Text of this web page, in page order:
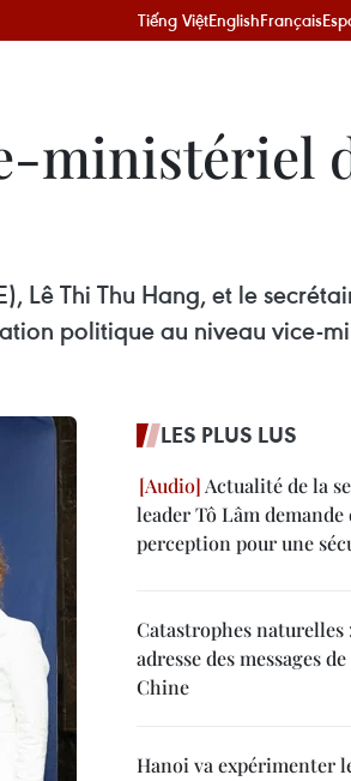
Tiếng ViệtEnglishFrançais
ministériel
Lê Thi Thu Hang, et le
politique au niveau vice-
LES PLUS LUS
Actualité de la
leader Tô Lâm demande
perception pour une
Catastrophes naturelles
adresse des messages
Chine
Hanoi va expérimenter